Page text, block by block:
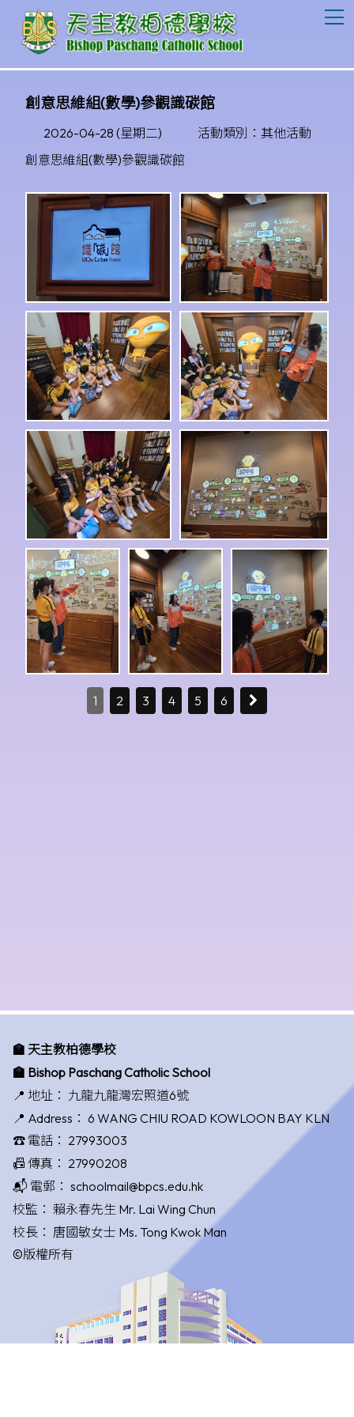
創意思維組(數學)參觀識碳館
2026-04-28 (星期二)
活動類別：其他活動
創意思維組(數學)參觀識碳館
1 2 3 4 5 6
🏫 天主教柏德學校
🏫 Bishop Paschang Catholic School
📍 地址： 九龍九龍灣宏照道6號
📍 Address： 6 WANG CHIU ROAD KOWLOON BAY KLN
☎️ 電話： 27993003
📠 傳真： 27990208
📬 電郵： schoolmail@bpcs.edu.hk
校監： 賴永春先生 Mr. Lai Wing Chun
校長： 唐國敏女士 Ms. Tong Kwok Man
©版權所有